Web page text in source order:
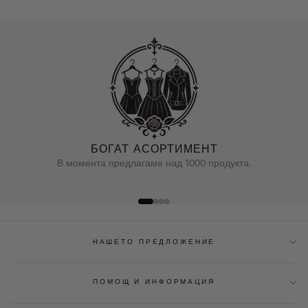
БОГАТ АСОРТИМЕНТ
В момента предлагаме над 1000 продукта.
НАШЕТО ПРЕДЛОЖЕНИЕ
ПОМОЩ И ИНФОРМАЦИЯ